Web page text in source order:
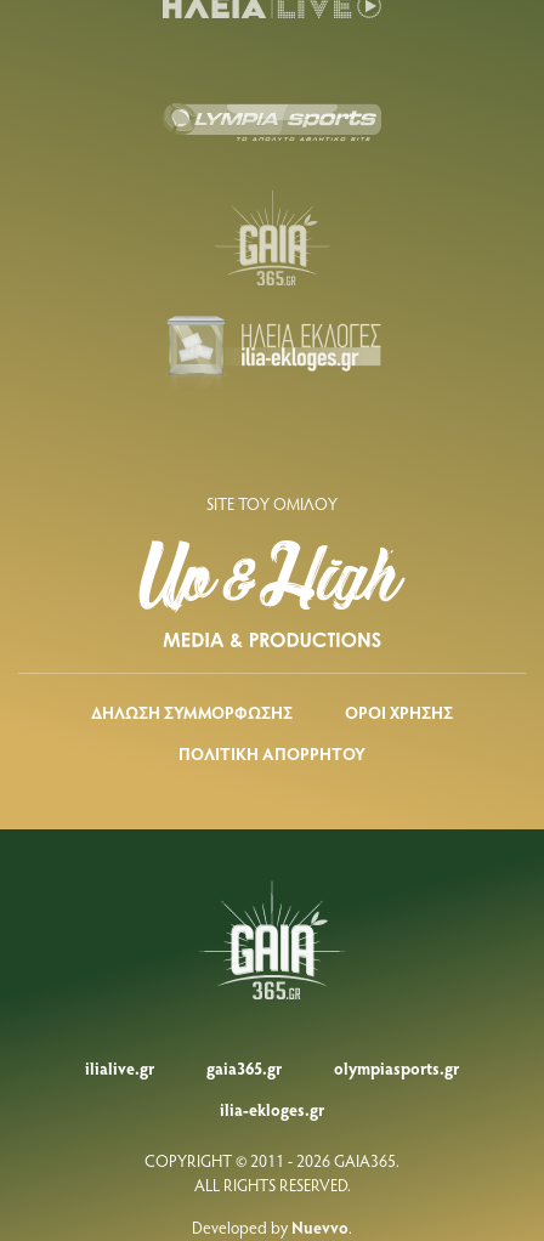
SITE ΤΟΥ ΟΜΙΛΟΥ
ΔΗΛΩΣΗ ΣΥΜΜΟΡΦΩΣΗΣ
ΟΡΟΙ ΧΡΗΣΗΣ
ΠΟΛΙΤΙΚΗ ΑΠΟΡΡΗΤΟΥ
ilialive.gr gaia365.gr
olympiasports.gr
ilia-ekloges.gr
COPYRIGHT © 2011 - 2026 GAIA365.
ALL RIGHTS RESERVED.
Developed by Nuevvo.